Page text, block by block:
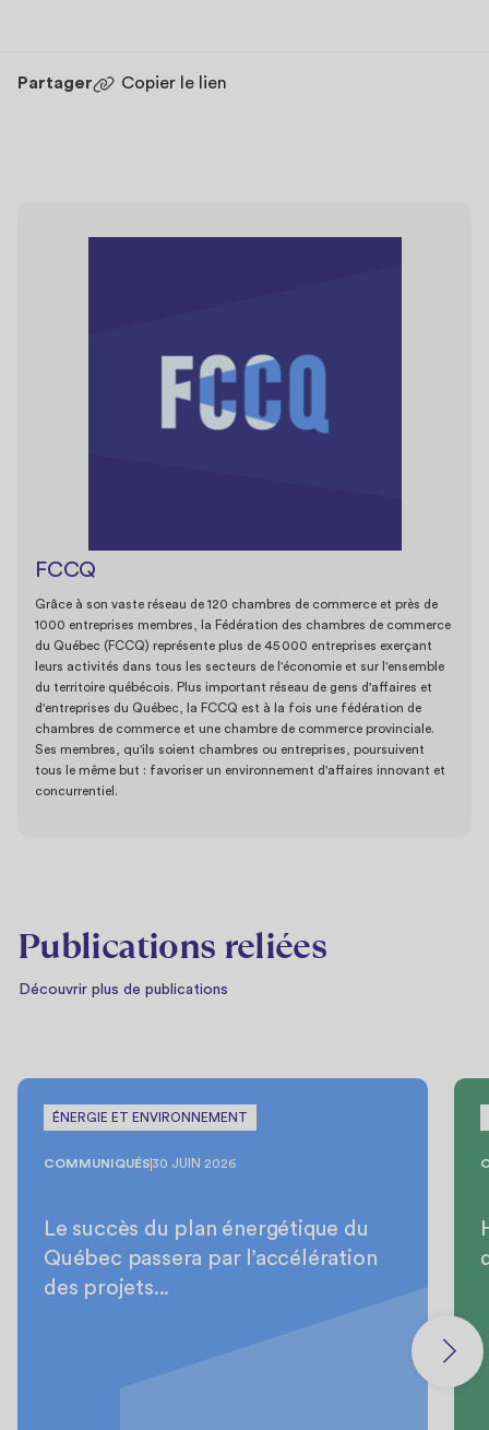
Partager Copier le lien
FCCQ
Grâce à son vaste réseau de 120 chambres de commerce et près de
1000 entreprises membres, la Fédération des chambres de commerce
du Québec (FCCQ) représente plus de 45 000 entreprises exerçant
leurs activités dans tous les secteurs de l'économie et sur l'ensemble
du territoire québécois. Plus important réseau de gens d'affaires et
d'entreprises du Québec, la FCCQ est à la fois une fédération de
chambres de commerce et une chambre de commerce provinciale.
Ses membres, qu'ils soient chambres ou entreprises, poursuivent
tous le même but : favoriser un environnement d'affaires innovant et
concurrentiel.
Publications reliées
Découvrir plus de publications
ÉNERGIE ET ENVIRONNEMENT
COMMUNIQUÉS 30 JUIN 2026
Le succès du plan énergétique du
Québec passera par l’accélération
des projets...